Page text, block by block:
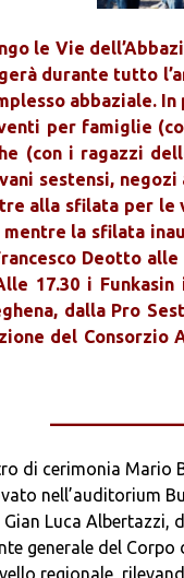
le Vie
durante tutto
abbaziale.
per famiglie
(con i ragazzi
sestensi,
alla sfilata per le
la sfilata
Deotto
17.30 i
dalla Pro
del
di cerimonia Mario
nell’auditorium
Luca Albertazzi,
generale del
regionale,